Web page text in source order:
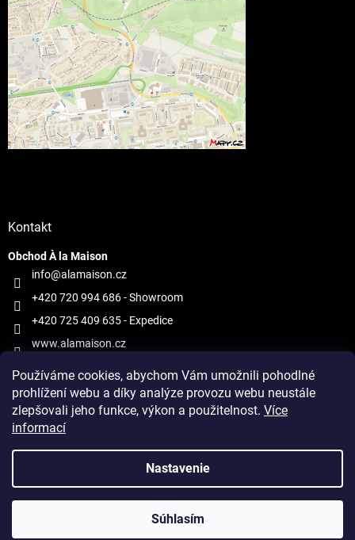
Používáme cookies, abychom Vám umožnili pohodlné
prohlížení webu a díky analýze provozu webu neustále
zlepšovali jeho funkce, výkon a použitelnost. Více
informací
Nastavenie
Súhlasím
Kontakt
Obchod À la Maison
info@alamaison.cz
+420 720 994 686- Showroom
+420 725 409 635- Expedice
www.alamaison.cz
nastavenie cookies